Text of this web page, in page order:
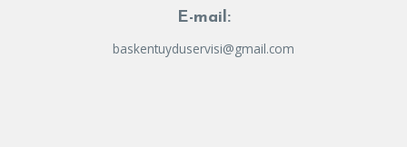
E-mail:
baskentuyduservisi@gmail.com